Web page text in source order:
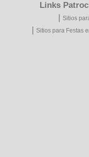
Links
| Sitios
| Sitios para Festas